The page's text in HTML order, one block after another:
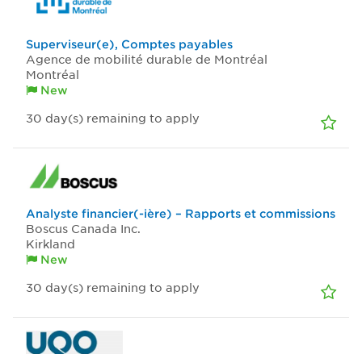
Superviseur(e), Comptes payables
Agence de mobilité durable de Montréal
Montréal
New
30 day(s) remaining to apply
Analyste financier(-ière) – Rapports et commissions
Boscus Canada Inc.
Kirkland
New
30 day(s) remaining to apply